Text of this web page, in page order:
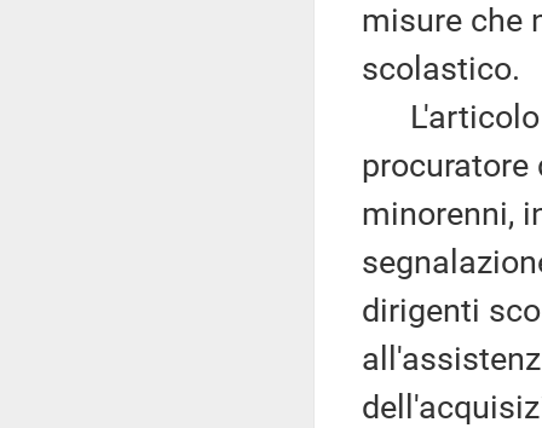
misure che
scolastico.
L'articolo
procuratore
minorenni,
dirigenti